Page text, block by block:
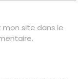
site dans le